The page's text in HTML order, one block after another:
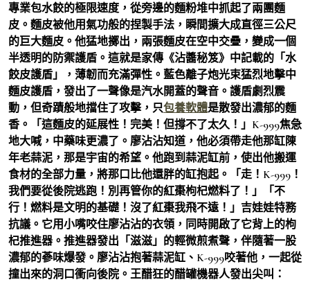
專業包水餃的極限速度，從旁邊的麵粉堆中抓起了兩團麵
皮。麵皮被他用氣功般的捏製手法，瞬間擴大成直徑三公尺
的巨大麵皮。他猛地擲出，兩張麵皮在空中交疊，變成一個
半透明的防禦護盾。這就是家傳《沾醬秘笈》中記載的「水
餃皮護盾」，薄韌而充滿彈性。藍色離子炮光束猛烈地擊中
麵皮護盾，發出了一聲像是汽水開蓋的聲音。護盾劇烈震
動，但奇蹟般地擋住了攻擊，只包養軟體是散發出濃郁的麵
香。「這麵皮的延展性！完美！但撐不了太久！」K-999焦急
地大喊，中藥味更濃了。廖沾沾知道，他必須帶走他那缸陳
年老蒜泥，那是宇宙的希望。他跑到蒜泥缸前，使出他搬運
食材的全部力量，將那口比他還胖的缸抱起。「走！K-999！
我們要從後院逃跑！別再管你的紅棗枸杞燃料了！」「不
行！燃料是文明的基礎！沒了紅棗我飛不遠！」吉娃娃特務
抗議。它用小嘴咬住廖沾沾的衣領，同時開啟了它背上的枸
杞推進器。推進器發出「滋滋」的輕微煎煮聲，伴隨著一股
濃郁的蔘味爆發。廖沾沾抱著蒜泥缸、K-999咬著他，一起從
撞出來的洞口衝向後院。王醋狂的醋罐機器人發出尖叫：